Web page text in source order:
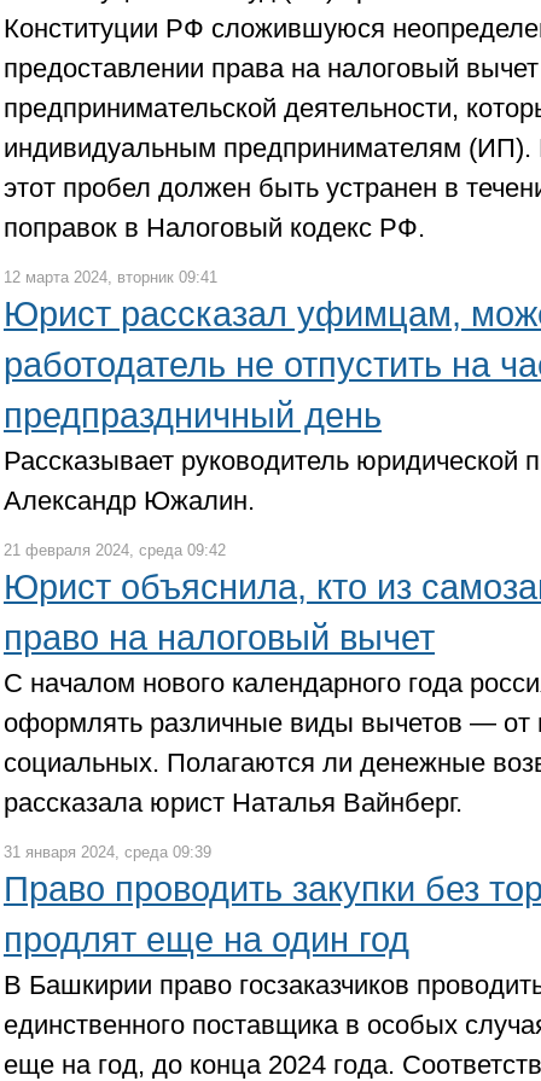
Конституции РФ сложившуюся
предоставлении права на налоговый
предпринимательской деятельности,
индивидуальным предпринимателям (ИП).
этот пробел должен быть устранен в
поправок в Налоговый кодекс РФ.
12 марта 2024, вторник 09:41
Юрист рассказал уфимцам,
работодатель не отпустить на
предпраздничный день
Рассказывает руководитель юридической
Александр Южалин.
21 февраля 2024, среда 09:42
Юрист объяснила, кто из
право на налоговый вычет
С началом нового календарного года
оформлять различные виды вычетов — от
социальных. Полагаются ли денежные
рассказала юрист Наталья Вайнберг.
31 января 2024, среда 09:39
Право проводить закупки без
продлят еще на один год
В Башкирии право госзаказчиков
единственного поставщика в особых
еще на год, до конца 2024 года.